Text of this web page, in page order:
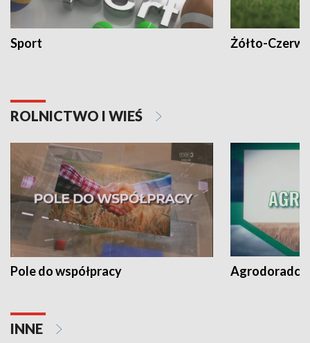
Sport Żółto-
ROLNICTWO I WIEŚ
Pole do współpracy Agrodoradcy
INNE